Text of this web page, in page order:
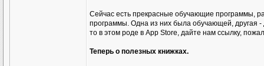
Сейчас есть прекрасные обучающие программы,
программы. Одна из них была обучающей, другая -
то в этом роде в Аpp Store, дайте нам ссылку,
Теперь о полезных книжках.